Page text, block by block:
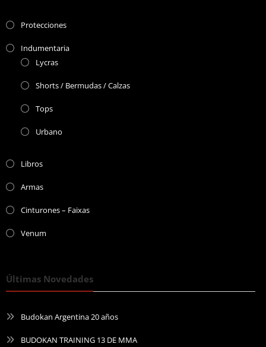
Protecciones
Indumentaria
Lycras
Shorts / Bermudas / Calzas
Tops
Urbano
Libros
Armas
Cinturones – Faixas
Venum
Últimas Novedades
Budokan Argentina 20 años
BUDOKAN TRAINING 13 DE MMA